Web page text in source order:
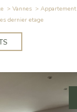
Vannes Appartement
dernier etage